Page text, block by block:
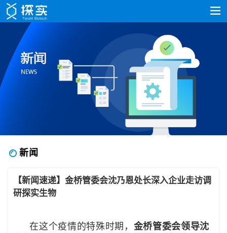
新闻
【新闻速递】金桥管委会沈乃恩处长深入企业走访调
研探实生物
在这个疫情的特殊时期， 金桥管委会领导沈